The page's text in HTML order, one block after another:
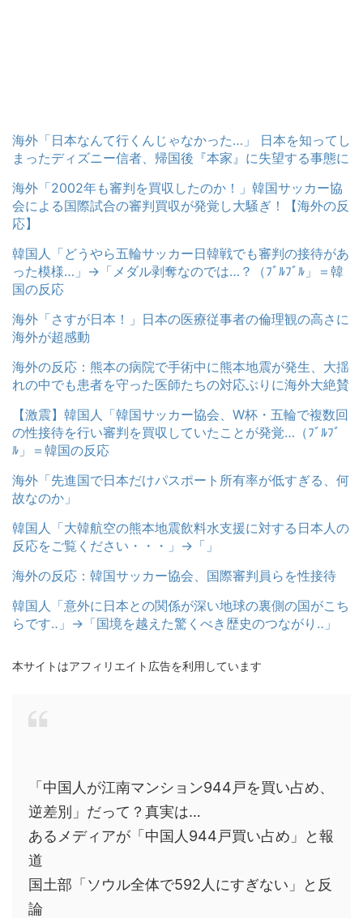
海外「日本なんて行くんじゃなかった…」 日本を知ってし
まったディズニー信者、帰国後『本家』に失望する事態に
海外「2002年も審判を買収したのか！」韓国サッカー協
会による国際試合の審判買収が発覚し大騒ぎ！【海外の反
応】
韓国人「どうやら五輪サッカー日韓戦でも審判の接待があ
った模様…」→「メダル剥奪なのでは…？（ﾌﾞﾙﾌﾞﾙ」＝韓
国の反応
海外「さすが日本！」日本の医療従事者の倫理観の高さに
海外が超感動
海外の反応：熊本の病院で手術中に熊本地震が発生、大揺
れの中でも患者を守った医師たちの対応ぶりに海外大絶賛
【激震】韓国人「韓国サッカー協会、W杯・五輪で複数回
の性接待を行い審判を買収していたことが発覚…（ﾌﾞﾙﾌﾞ
ﾙ」＝韓国の反応
海外「先進国で日本だけパスポート所有率が低すぎる、何
故なのか」
韓国人「大韓航空の熊本地震飲料水支援に対する日本人の
反応をご覧ください・・・」→「」
海外の反応：韓国サッカー協会、国際審判員らを性接待
韓国人「意外に日本との関係が深い地球の裏側の国がこち
らです‥」→「国境を越えた驚くべき歴史のつながり‥」
本サイトはアフィリエイト広告を利用しています
「中国人が江南マンション944戸を買い占め、
逆差別」だって？真実は…
あるメディアが「中国人944戸買い占め」と報
道
国土部「ソウル全体で592人にすぎない」と反
論